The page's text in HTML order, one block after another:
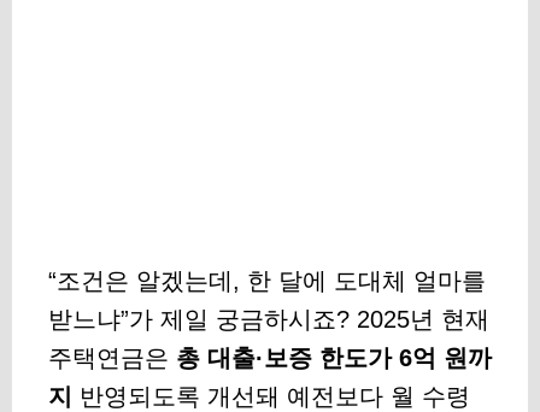
“조건은 알겠는데, 한 달에 도대체 얼마를
받느냐”가 제일 궁금하시죠? 2025년 현재
주택연금은 총 대출·보증 한도가 6억 원까
지
반영되도록 개선돼 예전보다 월 수령